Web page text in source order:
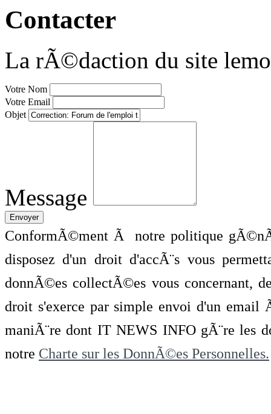
Contacter
La rÃ©daction du site
Votre Nom
Votre Email
Objet
Message
ConformÃ©ment Ã notre politique
disposez d'un droit d'accÃ¨s vous
donnÃ©es collectÃ©es vous concernant,
droit s'exerce par simple envoi d'un
maniÃ¨re dont IT NEWS INFO gÃ¨re les
notre Charte sur les DonnÃ©es Personnelles.